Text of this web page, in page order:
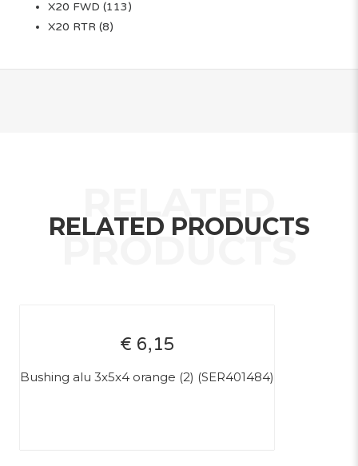
X20 FWD (113)
X20 RTR (8)
RELATED PRODUCTS
€ 6,15
Bushing alu 3x5x4 orange (2) (SER401484)